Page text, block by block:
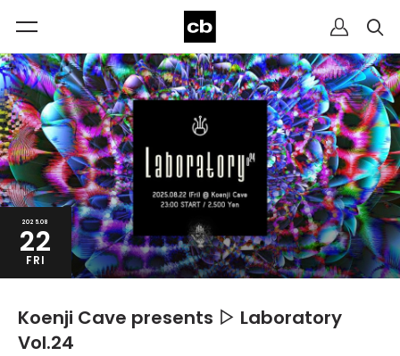
2025.08
22
FRI
Koenji Cave presents ▷ Laboratory
Vol.24